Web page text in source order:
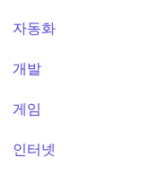
Focus
자동화
개발
게임
인터넷